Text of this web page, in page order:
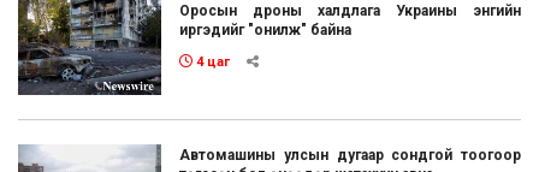
Оросын дроны халдлага Украины энгийн
иргэдийг "онилж" байна
4 цаг
Автомашины улсын дугаар сондгой тоогоор